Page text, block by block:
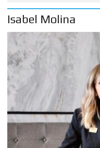
Isabel Molina